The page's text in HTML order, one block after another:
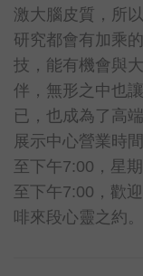
激大腦皮質，所
研究都會有加乘
技，能有機會與
伴，無形之中也
已，也成為了高
展示中心營業時
至下午7:00，星
至下午7:00，歡
啡來段心靈之約。